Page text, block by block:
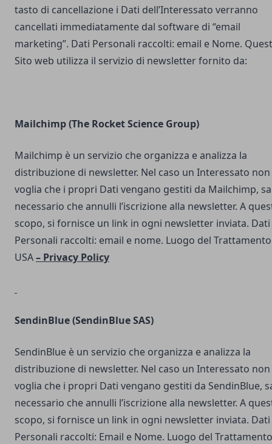
tasto di cancellazione i Dati dell’Interessato verranno
cancellati immediatamente dal software di “email
marketing”. Dati Personali raccolti: email e Nome.
Sito web utilizza il servizio di newsletter fornito da:
Mailchimp (The Rocket Science Group)
Mailchimp è un servizio che organizza e analizza la
distribuzione di newsletter. Nel caso un Interessato non
voglia che i propri Dati vengano gestiti da Mailchimp,
necessario che annulli l’iscrizione alla newsletter. A
scopo, si fornisce un link in ogni newsletter inviata. Dati
Personali raccolti: email e nome. Luogo del
USA– Privacy Policy
SendinBlue(SendinBlue SAS)
SendinBlue è un servizio che organizza e analizza la
distribuzione di newsletter. Nel caso un Interessato non
voglia che i propri Dati vengano gestiti da SendinBlue,
necessario che annulli l’iscrizione alla newsletter. A
scopo, si fornisce un link in ogni newsletter inviata. Dati
Personali raccolti: Email e Nome. Luogo del